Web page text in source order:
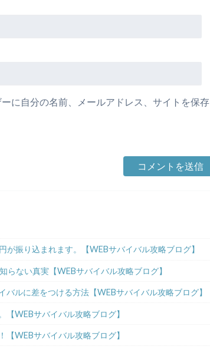
に自分の名前、メールアドレス、サイトを保存
が振り込まれます。【WEBサバイバル攻略ブログ】
らない真実【WEBサバイバル攻略ブログ】
ルに差をつける方法【WEBサバイバル攻略ブログ】
WEBサバイバル攻略ブログ】
WEBサバイバル攻略ブログ】